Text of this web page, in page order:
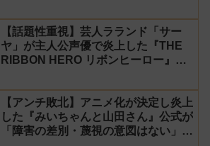
【話題性重視】芸人ラランド「サー
ヤ」が主人公声優で炎上した『THE
RIBBON HERO リボンヒーロー』に
ンルン」「でびでび・でびる」が出
演！
【アンチ敗北】アニメ化が決定し炎上
した『みいちゃんと山田さん』公式が
「障害の差別・蔑視の意図はない」と